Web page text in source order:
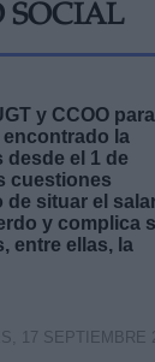
SOCIAL
y CCOO para
encontrado la
el 1 de
cuestiones
de situar el
y complica
entre ellas, la
17 SEPTIEMBRE